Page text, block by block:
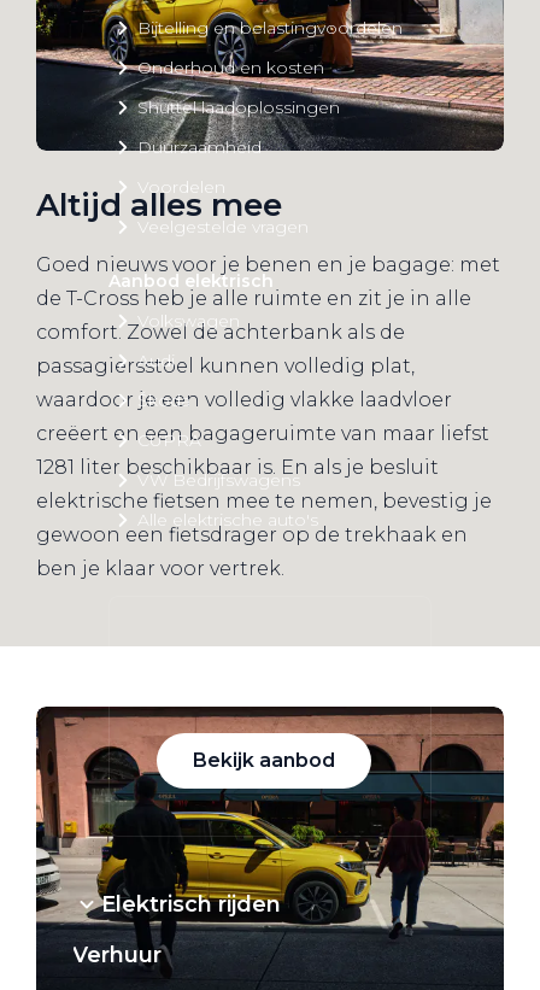
Bijtelling en belastingvoordelen
Onderhoud en kosten
Shuttel laadoplossingen
Duurzaamheid
Voordelen
Veelgestelde vragen
Aanbod elektrisch
Volkswagen
Audi
Škoda
CUPRA
VW Bedrijfswagens
Alle elektrische auto's
Bekijk aanbod
Elektrisch rijden
Verhuur
Altijd alles mee
Goed nieuws voor je benen en je bagage: met
de T-Cross heb je alle ruimte en zit je in alle
comfort. Zowel de achterbank als de
passagiersstoel kunnen volledig plat,
waardoor je een volledig vlakke laadvloer
creëert en een bagageruimte van maar liefst
1281 liter beschikbaar is. En als je besluit
elektrische fietsen mee te nemen, bevestig je
gewoon een fietsdrager op de trekhaak en
ben je klaar voor vertrek.